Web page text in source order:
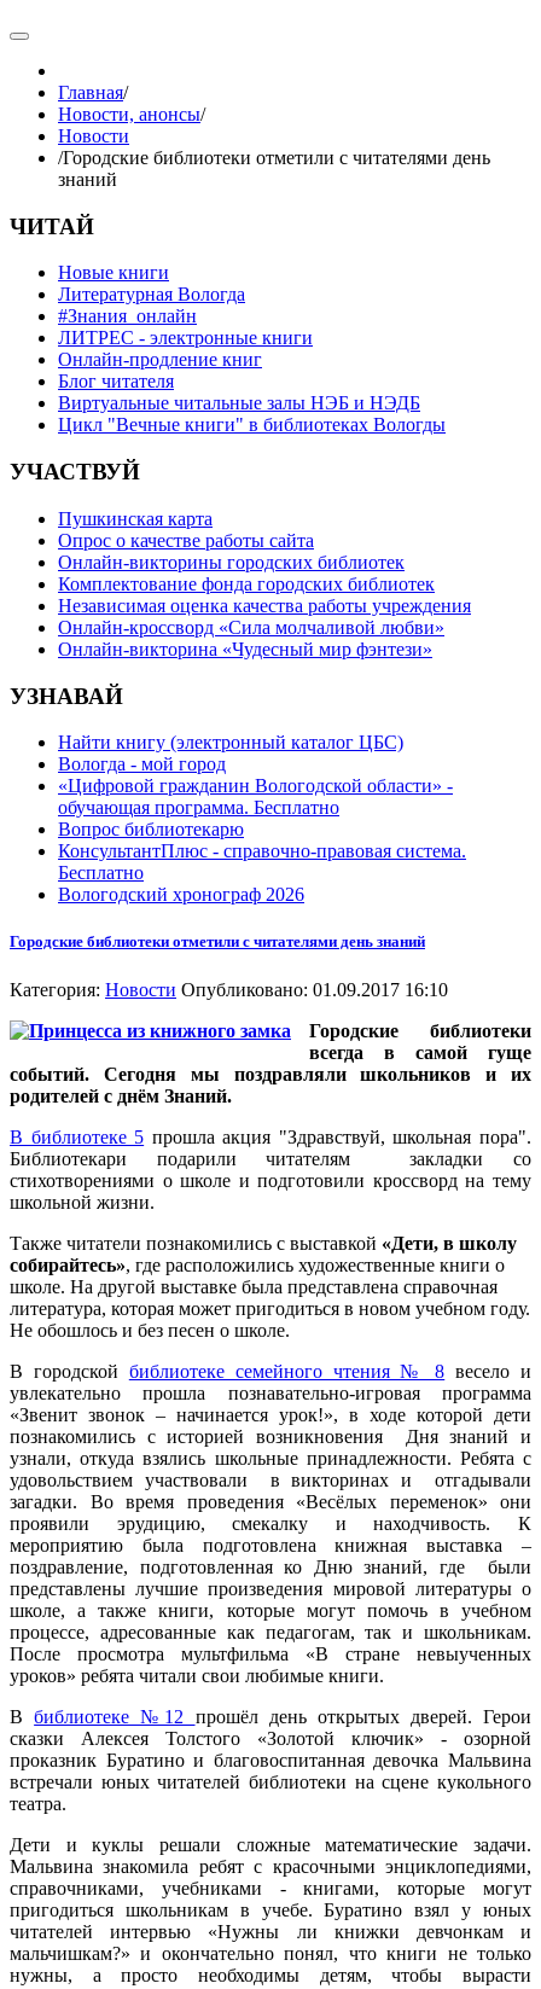
Главная/
Новости, анонсы/
Новости
/Городские библиотеки отметили с читателями день
знаний
ЧИТАЙ
Новые книги
Литературная Вологда
#Знания_онлайн
ЛИТРЕС - электронные книги
Онлайн-продление книг
Блог читателя
Виртуальные читальные залы НЭБ и НЭДБ
Цикл "Вечные книги" в библиотеках Вологды
УЧАСТВУЙ
Пушкинская карта
Опрос о качестве работы сайта
Онлайн-викторины городских библиотек
Комплектование фонда городских библиотек
Независимая оценка качества работы учреждения
Онлайн-кроссворд «Сила молчаливой любви»
Онлайн-викторина «Чудесный мир фэнтези»
УЗНАВАЙ
Найти книгу (электронный каталог ЦБС)
Вологда - мой город
«Цифровой гражданин Вологодской области» -
обучающая программа. Бесплатно
Вопрос библиотекарю
КонсультантПлюс - справочно-правовая система.
Бесплатно
Вологодский хронограф 2026
Городские библиотеки отметили с читателями день знаний
Категория: Новости Опубликовано: 01.09.2017 16:10
Городские библиотеки
всегда в самой гуще
событий. Сегодня мы поздравляли школьников и их
родителей с днём Знаний.
В библиотеке 5 прошла акция "Здравствуй, школьная пора".
Библиотекари подарили читателям закладки со
стихотворениями о школе и подготовили кроссворд на тему
школьной жизни.
Также читатели познакомились с выставкой «Дети, в школу
собирайтесь», где расположились художественные книги о
школе. На другой выставке была представлена справочная
литература, которая может пригодиться в новом учебном году.
Не обошлось и без песен о школе.
В городской библиотеке семейного чтения № 8 весело и
увлекательно прошла познавательно-игровая программа
«Звенит звонок – начинается урок!», в ходе которой дети
познакомились с историей возникновения Дня знаний и
узнали, откуда взялись школьные принадлежности. Ребята с
удовольствием участвовали в викторинах и отгадывали
загадки. Во время проведения «Весёлых переменок» они
проявили эрудицию, смекалку и находчивость. К
мероприятию была подготовлена книжная выставка –
поздравление, подготовленная ко Дню знаний, где были
представлены лучшие произведения мировой литературы о
школе, а также книги, которые могут помочь в учебном
процессе, адресованные как педагогам, так и школьникам.
После просмотра мультфильма «В стране невыученных
уроков» ребята читали свои любимые книги.
Вбиблиотеке №12 прошёл день открытых дверей. Герои
сказки Алексея Толстого «Золотой ключик» - озорной
проказник Буратино и благовоспитанная девочка Мальвина
встречали юных читателей библиотеки на сцене кукольного
театра.
Дети и куклы решали сложные математические задачи.
Мальвина знакомила ребят с красочными энциклопедиями,
справочниками, учебниками - книгами, которые могут
пригодиться школьникам в учебе. Буратино взял у юных
читателей интервью «Нужны ли книжки девчонкам и
мальчишкам?» и окончательно понял, что книги не только
нужны, а просто необходимы детям, чтобы вырасти